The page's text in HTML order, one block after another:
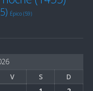
Épico (59)
V S
D